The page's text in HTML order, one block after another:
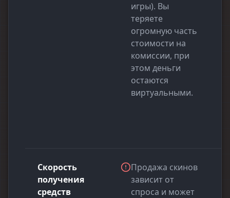
игры). Вы
теряете
огромную часть
стоимости на
комиссии, при
этом деньги
остаются
виртуальными.
Скорость
получения
средств
Продажа скинов
зависит от
спроса и может